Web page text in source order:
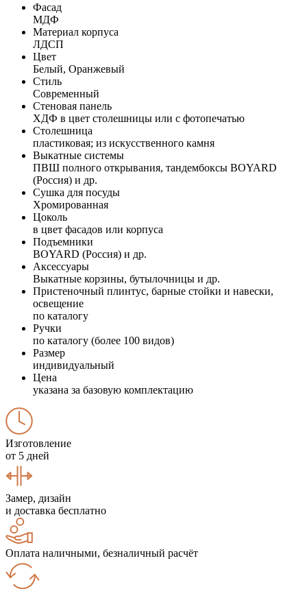
Фасад
МДФ
Материал корпуса
ЛДСП
Цвет
Белый, Оранжевый
Стиль
Современный
Стеновая панель
ХДФ в цвет столешницы или с фотопечатью
Столешница
пластиковая; из искусственного камня
Выкатные системы
ПВШ полного открывания, тандембоксы BOYARD
(Россия) и др.
Сушка для посуды
Хромированная
Цоколь
в цвет фасадов или корпуса
Подъемники
BOYARD (Россия) и др.
Аксессуары
Выкатные корзины, бутылочницы и др.
Пристеночный плинтус, барные стойки и навески,
освещение
по каталогу
Ручки
по каталогу (более 100 видов)
Размер
индивидуальный
Цена
указана за базовую комплектацию
Изготовление
от 5 дней
Замер, дизайн
и доставка бесплатно
Оплата наличными, безналичный расчёт